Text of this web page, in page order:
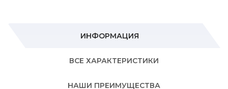
ИНФОРМАЦИЯ
ВСЕ ХАРАКТЕРИСТИКИ
НАШИ ПРЕИМУЩЕСТВА